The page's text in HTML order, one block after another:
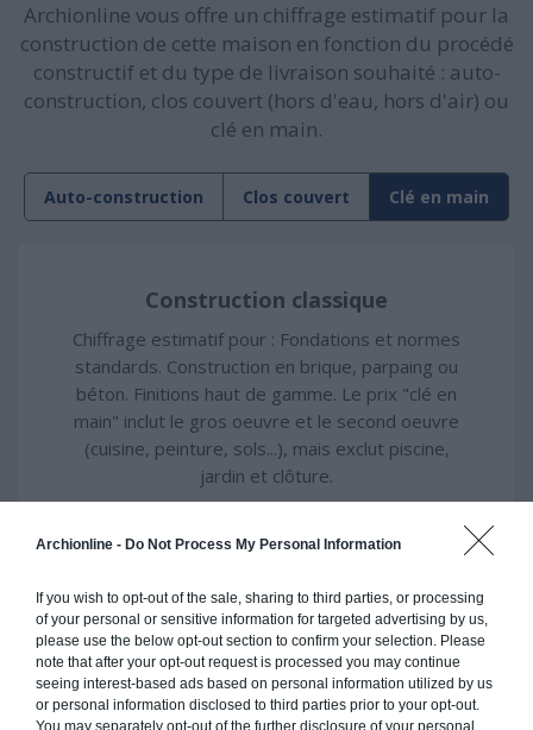
Archionline - Do Not Process My Personal Information
If you wish to opt-out of the sale, sharing to third parties, or processing
of your personal or sensitive information for targeted advertising by us,
please use the below opt-out section to confirm your selection. Please
note that after your opt-out request is processed you may continue
seeing interest-based ads based on personal information utilized by us
or personal information disclosed to third parties prior to your opt-out.
You may separately opt-out of the further disclosure of your personal
Archionline vous offre un chiffrage estimatif pour la
construction de cette maison en fonction du procédé
constructif et du type de livraison souhaité : auto-
construction, clos couvert (hors d'eau, hors d'air) ou
clé en main.
Auto-construction Clos couvert Clé en main
Construction classique
Chiffrage estimatif pour : Fondations et normes
standards. Construction en brique, parpaing ou
béton. Finitions haut de gamme. Le prix "clé en
main" inclut le gros oeuvre et le second oeuvre
(cuisine, peinture, sols...), mais exclut piscine,
jardin et clôture.
454 000€ TTC
Je la veux !